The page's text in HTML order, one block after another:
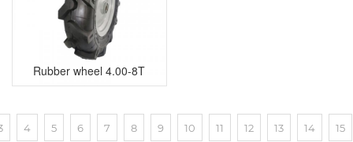
Rubber wheel 4.00-8T
4 5 6 7 8 9 10 11 12 13 14 15